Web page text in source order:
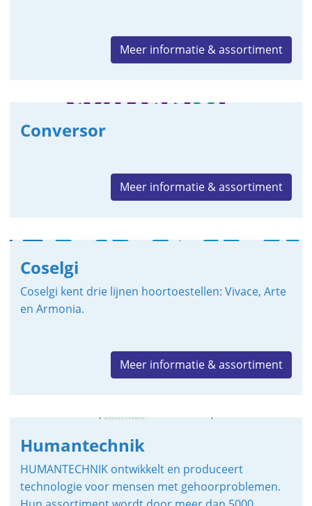
Meer informatie & assortiment
Conversor
Meer informatie & assortiment
Coselgi
Coselgi kent drie lijnen hoortoestellen: Vivace, Arte
en Armonia.
Meer informatie & assortiment
Humantechnik
HUMANTECHNIK ontwikkelt en produceert
technologie voor mensen met gehoorproblemen.